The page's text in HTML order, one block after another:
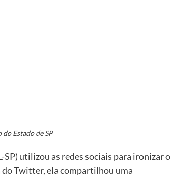
Estado de SP
utilizou as redes sociais para ironizar o
do Twitter, ela compartilhou uma